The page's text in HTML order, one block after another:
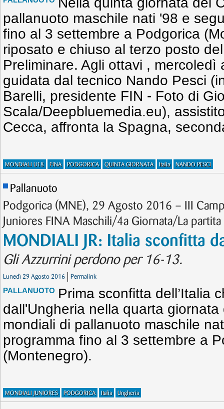
pallanuoto maschile nati '98 e
fino al 3 settembre a Podgorica
riposato e chiuso al terzo posto
Preliminare. Agli ottavi , mercoledì
guidata dal tecnico Nando Pesci
Barelli, presidente FIN - Foto di
Scala/Deepbluemedia.eu),
Cecca, affronta la Spagna,
MONDIALI U18 FINA PODGORICA QUINTA GIORNATA Italia NANDO PESCI
Pallanuoto
Podgorica (MNE), 29 Agosto 2016 – III
Juniores FINA Maschili/4a Giornata/La partita
MONDIALI JR: Italia sconfitta
Gli Azzurrini perdono per 16-13.
Lunedì 29 Agosto 2016 Permalink
PALLANUOTO Prima sconfitta dell’Italia
dall'Ungheria nella quarta
mondiali di pallanuoto maschile
programma fino al 3 settembre a
(Montenegro).
MONDIALI JUNIORES PODGORICA Italia Ungheria